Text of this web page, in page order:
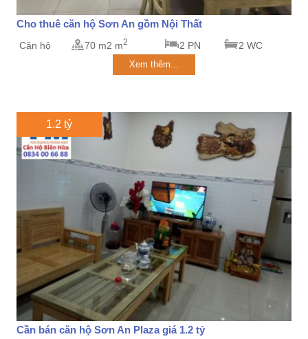
Cho thuê căn hộ Sơn An gồm Nội Thất
Căn hộ 70 m2 m2 2 PN 2 WC
Xem thêm...
1.2 tỷ
Cần bán căn hộ Sơn An Plaza giá 1.2 tỷ